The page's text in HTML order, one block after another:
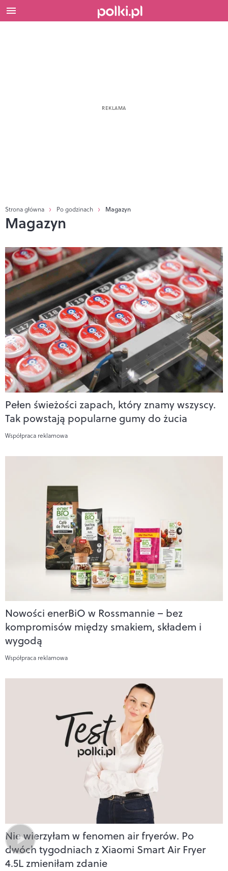
Strona główna Po godzinach Magazyn
Magazyn
Pełen świeżości zapach, który znamy wszyscy.
Tak powstają popularne gumy do żucia
Współpraca reklamowa
Nowości enerBiO w Rossmannie – bez
kompromisów między smakiem, składem i
wygodą
Współpraca reklamowa
Nie wierzyłam w fenomen air fryerów. Po
dwóch tygodniach z Xiaomi Smart Air Fryer
4.5L zmieniłam zdanie